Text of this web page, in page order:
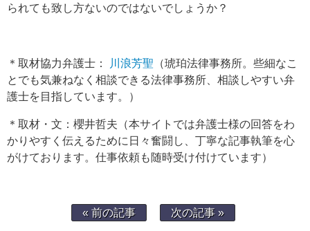
られても致し方ないのではないでしょうか？
＊取材協力弁護士： 川浪芳聖 （琥珀法律事務所。些細なこ
とでも気兼ねなく相談できる法律事務所、相談しやすい弁
護士を目指しています。）
＊取材・文：櫻井哲夫（本サイトでは弁護士様の回答をわ
かりやすく伝えるために日々奮闘し、丁寧な記事執筆を心
がけております。仕事依頼も随時受け付けています）
« 前の記事 次の記事 »